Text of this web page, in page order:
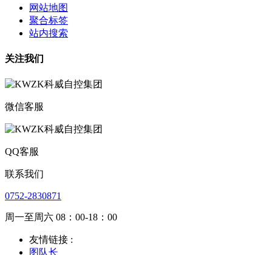
网站地图
聚合标签
站内搜索
关注我们
微信客服
QQ客服
联系我们
0752-2830871
周一至周六 08：00-18：00
友情链接 :
图队长